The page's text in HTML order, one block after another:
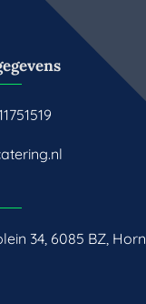
34, 6085 BZ, Horn